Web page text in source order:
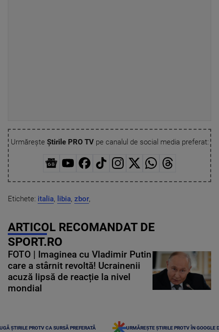
Urmărește Știrile PRO TVpe canalul de social media preferat:
Etichete: italia, libia, zbor,
ARTICOL RECOMANDAT DE
SPORT.RO
FOTO | Imaginea cu Vladimir Putin
care a stârnit revoltă! Ucrainenii
acuză lipsă de reacție la nivel
mondial
ȘTIRILE PROTV CA SURSĂ PREFERATĂ URMĂREȘTE ȘTIRILE PROTV ÎN GOOGLE